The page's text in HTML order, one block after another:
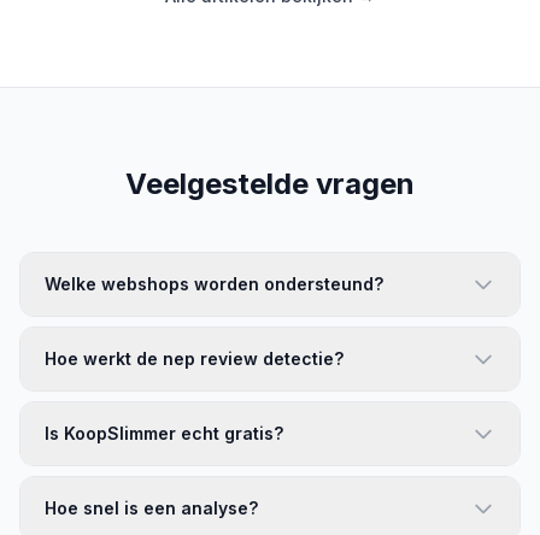
Veelgestelde vragen
Welke webshops worden ondersteund?
Hoe werkt de nep review detectie?
Is KoopSlimmer echt gratis?
Hoe snel is een analyse?